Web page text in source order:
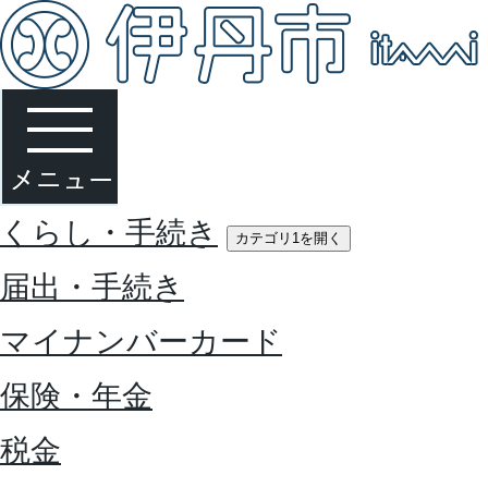
くらし・手続き カテゴリ1を開く
届出・手続き
マイナンバーカード
保険・年金
税金